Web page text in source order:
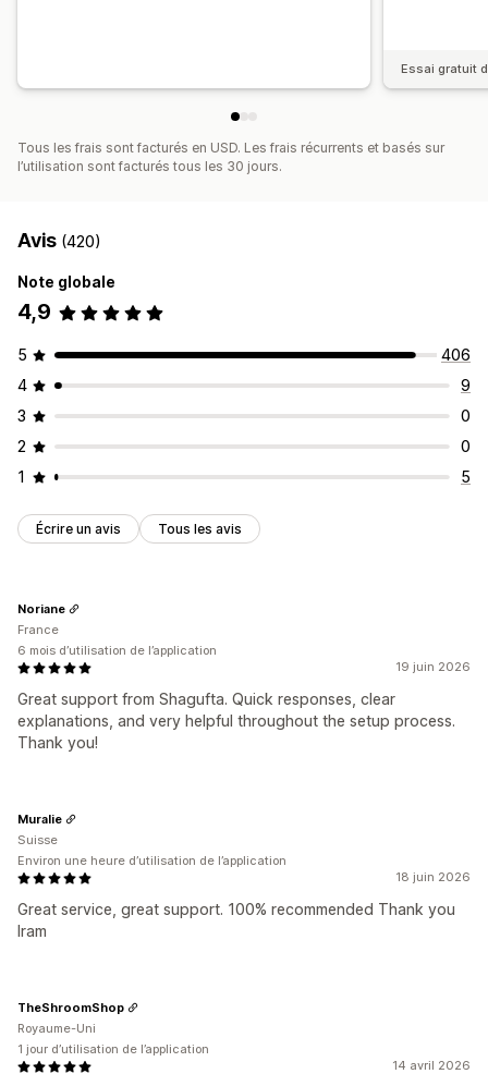
Essai gratuit
Tous les frais sont facturés en USD. Les frais récurrents et basés sur
l’utilisation sont facturés tous les 30 jours.
Avis (420)
Note globale
4,9
5
406
4
9
3
0
2
0
1
5
Écrire un avis Tous les avis
19 juin 2026
Great support from Shagufta. Quick responses, clear
explanations, and very helpful throughout the setup process.
Thank you!
Noriane
France
6 mois d’utilisation de l’application
18 juin 2026
Great service, great support. 100% recommended Thank you
Iram
Muralie
Suisse
Environ une heure d’utilisation de l’application
14 avril 2026
TheShroomShop
Royaume-Uni
1 jour d’utilisation de l’application